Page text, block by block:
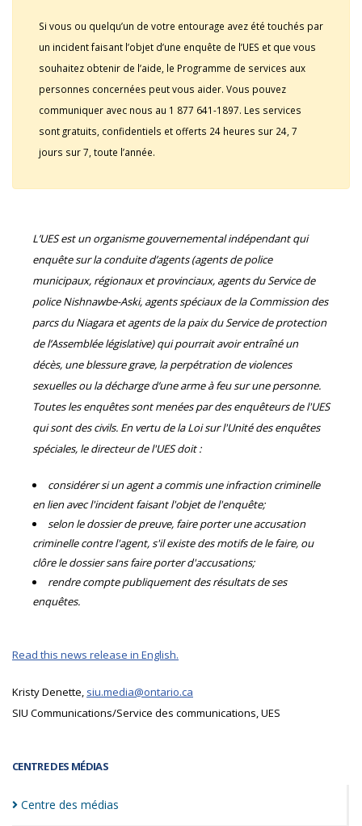
CENTRE DES MÉDIAS
Centre des médias
Si vous ou quelqu’un de votre entourage avez été touchés par
un incident faisant l’objet d’une enquête de l’UES et que vous
souhaitez obtenir de l’aide, le Programme de services aux
personnes concernées peut vous aider. Vous pouvez
communiquer avec nous au 1 877 641-1897. Les services
sont gratuits, confidentiels et offerts 24 heures sur 24, 7
jours sur 7, toute l’année.
L’UES est un organisme gouvernemental indépendant qui
enquête sur la conduite d’agents (agents de police
municipaux, régionaux et provinciaux, agents du Service de
police Nishnawbe-Aski, agents spéciaux de la Commission des
parcs du Niagara et agents de la paix du Service de protection
de l’Assemblée législative) qui pourrait avoir entraîné un
décès, une blessure grave, la perpétration de violences
sexuelles ou la décharge d’une arme à feu sur une personne.
Toutes les enquêtes sont menées par des enquêteurs de l'UES
qui sont des civils. En vertu de la Loi sur l'Unité des enquêtes
spéciales, le directeur de l'UES doit :
considérer si un agent a commis une infraction criminelle
en lien avec l'incident faisant l'objet de l'enquête;
selon le dossier de preuve, faire porter une accusation
criminelle contre l'agent, s'il existe des motifs de le faire, ou
clôre le dossier sans faire porter d'accusations;
rendre compte publiquement des résultats de ses
enquêtes.
Read this news release in English.
Kristy Denette, siu.media@ontario.ca
SIU Communications/Service des communications, UES